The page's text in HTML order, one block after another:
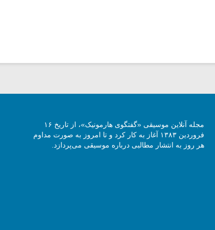
مجله آنلاین موسیقی «گفتگوی هارمونیک»، از تاریخ ۱۶
فروردین ۱۳۸۳ آغاز به کار کرد و تا امروز به صورت مداوم
هر روز به انتشار مطالبی درباره موسیقی می‌پردازد.